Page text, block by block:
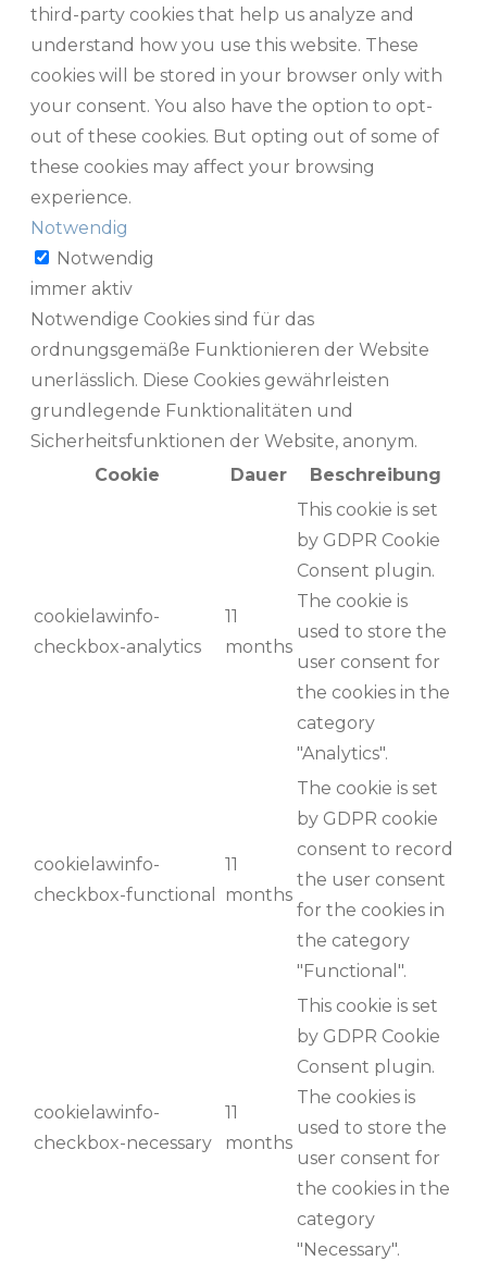
third-party cookies that help us analyze and
understand how you use this website. These
cookies will be stored in your browser only with
your consent. You also have the option to opt-
out of these cookies. But opting out of some of
these cookies may affect your browsing
experience.
Notwendig
Notwendig
immer aktiv
Notwendige Cookies sind für das
ordnungsgemäße Funktionieren der Website
unerlässlich. Diese Cookies gewährleisten
grundlegende Funktionalitäten und
Sicherheitsfunktionen der Website, anonym.
Cookie
Dauer Beschreibung
cookielawinfo-
checkbox-analytics
11
months
This cookie is set
by GDPR Cookie
Consent plugin.
The cookie is
used to store the
user consent for
the cookies in the
category
"Analytics".
cookielawinfo-
checkbox-functional
11
months
The cookie is set
by GDPR cookie
consent to record
the user consent
for the cookies in
the category
"Functional".
cookielawinfo-
checkbox-necessary
11
months
This cookie is set
by GDPR Cookie
Consent plugin.
The cookies is
used to store the
user consent for
the cookies in the
category
"Necessary".